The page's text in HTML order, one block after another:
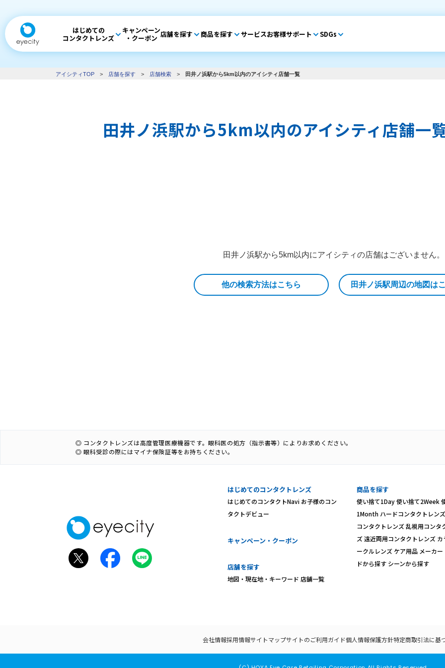
はじめての
コンタクトレンズ
キャンペーン
・クーポン 店舗を探す 商品を探す サービスお客様サポート SDGs
アイシティTOP > 店舗を探す > 店舗検索 > 田井ノ浜駅から5km以内のアイシティ店舗一覧
田井ノ浜駅から5km以内のアイシティ店舗一
田井ノ浜駅から5km以内にアイシティの店舗はございません。
他の検索方法はこちら 田井ノ浜駅周辺の地図は
◎ コンタクトレンズは高度管理医療機器です。眼科医の処方（指示書等）によりお求めください。
◎ 眼科受診の際にはマイナ保険証等をお持ちください。
はじめてのコンタクトレンズ
はじめてのコンタクトNavi お子様のコン
タクトデビュー
キャンペーン・クーポン
店舗を探す
地図・現在地・キーワード 店舗一覧
商品を探す
使い捨て1Day 使い捨て2Week
1Month ハードコンタクトレンズ
コンタクトレンズ 乱視用コンタ
ズ 遠近両用コンタクトレンズ カ
ークルレンズ ケア用品 メーカ
ドから探す シーンから探す
会社情報採用情報サイトマップサイトのご利用ガイド個人情報保護方針特定商取引法に基